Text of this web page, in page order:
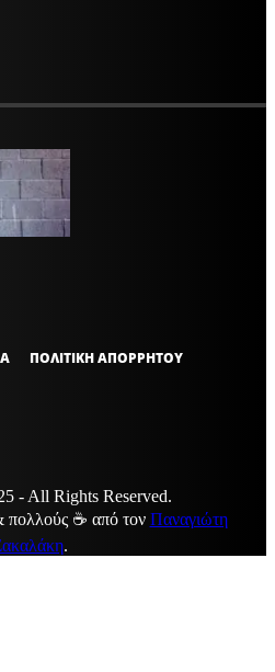
ΠΟΛΙΤΙΚΗ ΑΠΟΡΡΗΤΟΥ
- All Rights Reserved.
☕ από τον Παναγιώτη
.